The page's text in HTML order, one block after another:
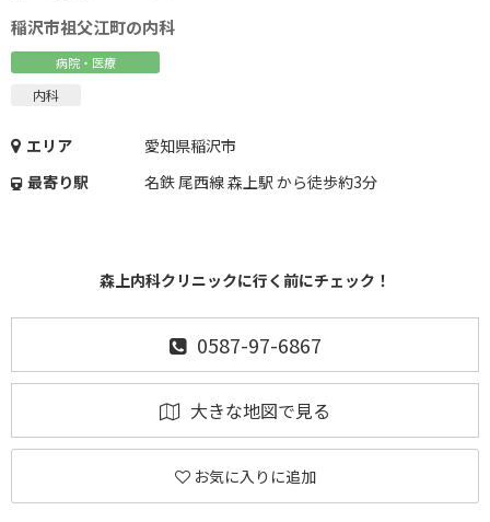
稲沢市祖父江町の内科
病院・医療
内科
エリア
愛知県稲沢市
最寄り駅
名鉄 尾西線 森上駅 から徒歩約3分
森上内科クリニックに行く前にチェック！
0587-97-6867
大きな地図で見る
お気に入りに追加